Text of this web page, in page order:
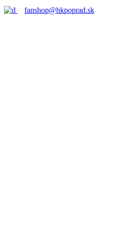
fanshop@hkpoprad.sk